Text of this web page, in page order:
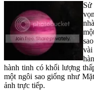
hành tinh có khối lượng
một ngôi sao giống như
ảnh trực tiếp.